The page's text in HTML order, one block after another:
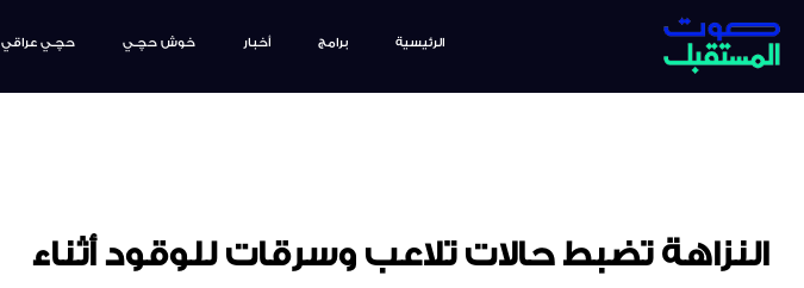
الرئيسية برامج أخبار خوش حچـي حچـي عراقي
النزاهة تضبط حالات تلاعب وسرقات للوقود أثناء